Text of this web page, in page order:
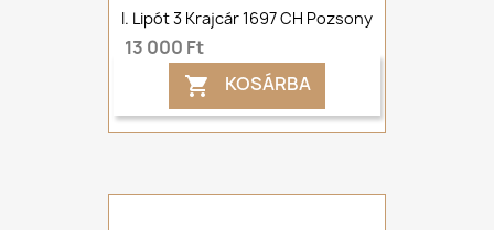
I. Lipót 3 Krajcár 1697 CH Pozsony
13 000 Ft
 KOSÁRBA